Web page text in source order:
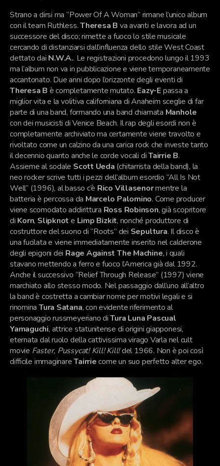
Strano a dirsi ma “Power Of A Woman” rimane l’unico album
con il team Ruthless.Theresa B va avanti e lavora ad un
successore del disco; rimette a fuoco lo stile musicale
cercando di distanziarsi dall’influenza dello stile West Coast
dettato dai N.W.A.. Le registrazioni procedono lungo il 1993
ma l’album non va in pubblicazione e viene temporaneamente
accantonato. Due anni dopo l’orizzonte degli eventi di
Theresa B è completamente mutato. Eazy-Epassa a
miglior vita e la volitiva californiana di Anaheim sceglie di far
parte di una band, formando una band chiamata Manhole
con dei musicisti di Venice Beach. Il rap degli esordi non è
completamente archiviato ma certamente viene travolto e
rivoltato come un calzino da una carica rock che investe tanto
il decennio quanto anche le corde vocali diTairrie B.
Assieme al sodale Scott Ueda (chitarrista della band), la
neo rocker scrive tutti i pezzi dell’album esordio “All Is Not
Well” (1996), al basso c’è Rico Villasenormentre la
batteria è percossa da Marcelo Palomino. Come producer
viene scomodato addirittura Ross Robinson, già scopritore
di Korn, Slipknot e Limp Bizkit, nonché produttore di
costruttore del suono di “Roots” dei Sepultura. Il disco è
una fucilata e viene immediatamente inserito nel calderone
degli epigoni dei Rage Against The Machine, i quali
stavano mettendo a ferro e fuoco l’America già dal 1992.
Anche il successivo “Relief Through Release” (1997) viene
marchiato allo stesso modo. Nel passaggio dall’uno all’altro
la band è costretta a cambiar nome per motivi legali e si
rinomina Tura Satana, con evidente riferimento al
personaggio russmeyeriano diTura Luna Pascual
Yamaguchi, attrice statunitense di origini giapponesi,
eternata dal ruolo della cattivissima virago Varla nel cult
movie Faster, Pussycat! Kill! Kill!del 1966. Non è poi così
difficile immaginareTairriecome un suo perfetto alter ego.